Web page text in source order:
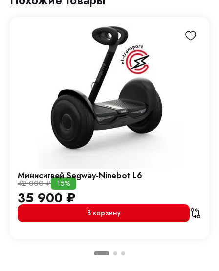
Минисигвей Segway-Ninebot L6
42 000₽ 15%
35 900 ₽
В корзину